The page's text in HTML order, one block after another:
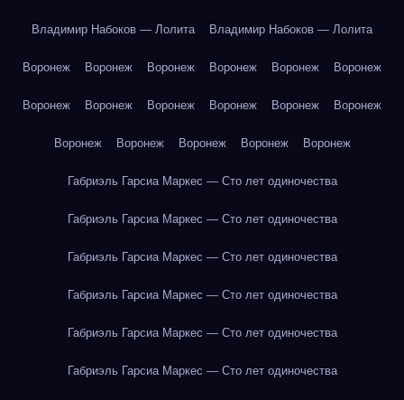
Владимир Набоков — Лолита Владимир Набоков — Лолита
Воронеж Воронеж Воронеж Воронеж Воронеж Воронеж
Воронеж Воронеж Воронеж Воронеж Воронеж Воронеж
Воронеж Воронеж Воронеж Воронеж Воронеж
Габриэль Гарсиа Маркес — Сто лет одиночества
Габриэль Гарсиа Маркес — Сто лет одиночества
Габриэль Гарсиа Маркес — Сто лет одиночества
Габриэль Гарсиа Маркес — Сто лет одиночества
Габриэль Гарсиа Маркес — Сто лет одиночества
Габриэль Гарсиа Маркес — Сто лет одиночества